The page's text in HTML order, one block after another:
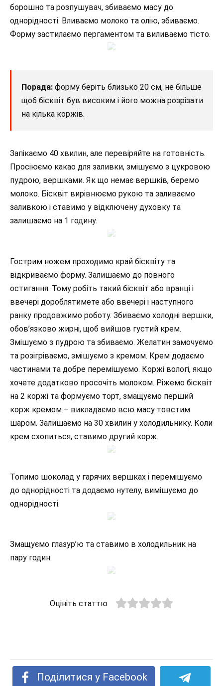
борошно та розпушувач, збиваємо масу до
однорідності. Вливаємо молоко та олію, збиваємо.
Форму застилаємо пергаментом та виливаємо тісто.
Порада: форму беріть близько 20 см, не більше
щоб бісквіт був високим і його можна розрізати
на кілька коржів.
Запікаємо 40 хвилин, але перевіряйте на готовність.
Просіюємо какао для заливки, змішуємо з цукровою
пудрою, вершками. Як що немає вершків, беремо
молоко. Бісквіт вирівнюємо рукою та заливаємо
заливкою і ставимо у відключену духовку та
залишаємо на 1 годину.
Гострим ножем проходимо край бісквіту та
відкриваємо форму. Залишаємо до повного
остигання. Тому робіть такий бісквіт або вранці і
ввечері дороблятимете або ввечері і наступного
ранку продовжимо роботу. Збиваємо холодні вершки,
обов’язково жирні, щоб вийшов густий крем.
Змішуємо з пудрою та збиваємо. Желатин замочуємо
та розігріваємо, змішуємо з кремом. Крем додаємо
частинами та добре перемішуємо. Коржі вологі, якщо
хочете додатково просочіть молоком. Ріжемо бісквіт
на 2 коржі та формуємо торт, змащуємо перший
корж кремом – викладаємо всю масу товстим
шаром. Залишаємо на 30 хвилин у холодильнику. Коли
крем схопиться, ставимо другий корж.
Топимо шоколад у гарячих вершках і перемішуємо
до однорідності та додаємо нутелу, вимішуємо до
однорідності.
Змащуємо глазур’ю та ставимо в холодильник на
пару годин.
Оцініть статтю
Поділитися у Facebook